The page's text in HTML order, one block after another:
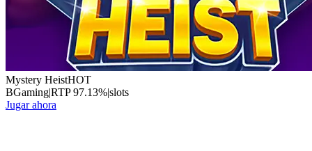
Mystery HeistHOT
BGaming|RTP97.13%|slots
Jugar ahora